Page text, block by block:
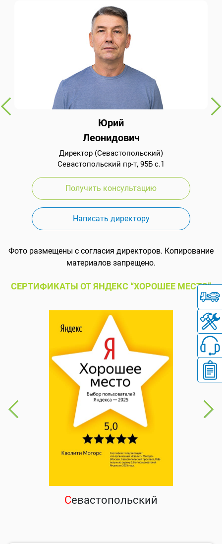
Юрий
Леонидович
Директор (Севастопольский)
Севастопольский пр-т, 95Б с.1
Получить консультацию
Написать директору
Фото размещены с согласия директоров. Копирование
материалов запрещено.
СЕРТИФИКАТЫ ОТ ЯНДЕКС “ХОРОШЕЕ МЕСТО”
Севастопольский